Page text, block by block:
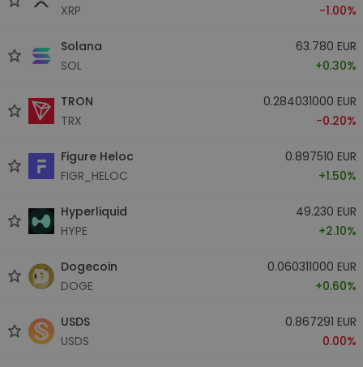
XRP
-1.00%
Solana
SOL
63.780 EUR
+0.30%
TRON
TRX
0.284031000 EUR
-0.20%
Figure Heloc
FIGR_HELOC
0.897510 EUR
+1.50%
Hyperliquid
HYPE
49.230 EUR
+2.10%
Dogecoin
DOGE
0.060311000 EUR
+0.60%
USDS
USDS
0.867291 EUR
0.00%